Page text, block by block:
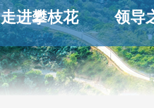
走进攀枝花 领导